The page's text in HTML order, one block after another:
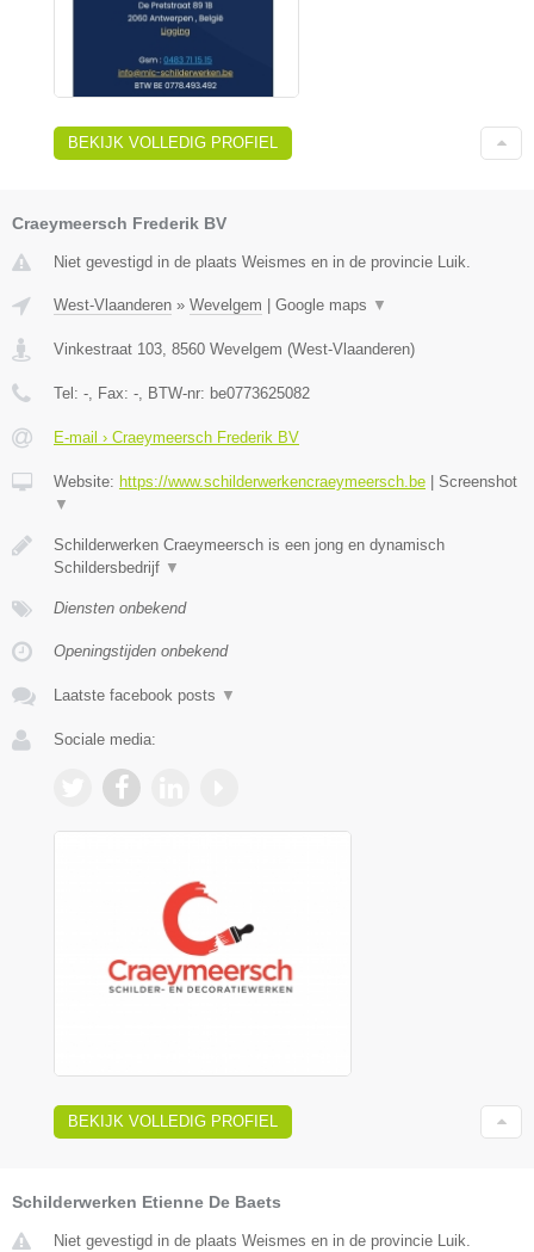
BEKIJK VOLLEDIG PROFIEL
Craeymeersch Frederik BV
Niet gevestigd in de plaats Weismes en in de provincie Luik.
West-Vlaanderen » Wevelgem Google maps ▼
Vinkestraat 103 8560 Wevelgem (West-Vlaanderen)
Tel: - , Fax: - , BTW-nr: be0773625082
E-mail › Craeymeersch Frederik BV
Website: https://www.schilderwerkencraeymeersch.be
Screenshot
▼
Schilderwerken Craeymeersch is een jong en dynamisch
Schildersbedrijf ▼
Diensten onbekend
Openingstijden onbekend
Laatste facebook posts ▼
Sociale media:
BEKIJK VOLLEDIG PROFIEL
Schilderwerken Etienne De Baets
Niet gevestigd in de plaats Weismes en in de provincie Luik.